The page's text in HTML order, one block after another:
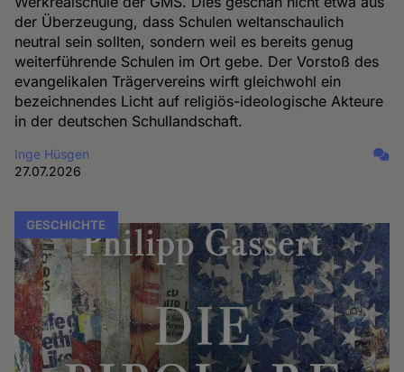
der Überzeugung, dass Schulen weltanschaulich
neutral sein sollten, sondern weil es bereits genug
weiterführende Schulen im Ort gebe. Der Vorstoß des
evangelikalen Trägervereins wirft gleichwohl ein
bezeichnendes Licht auf religiös-ideologische Akteure
in der deutschen Schullandschaft.
Inge Hüsgen
27.07.2026
GESCHICHTE